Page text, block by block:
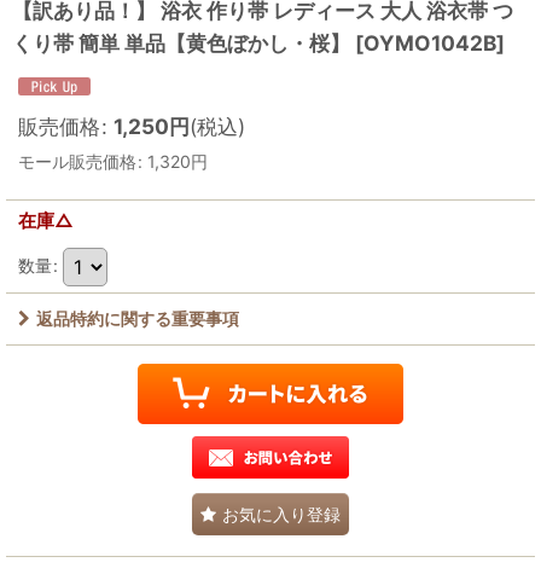
【訳あり品！】 浴衣 作り帯 レディース 大人 浴衣帯 つ
くり帯 簡単 単品【黄色ぼかし・桜】
[OYMO1042B]
販売価格: 1,250円(税込)
モール販売価格: 1,320円
在庫△
数量:
返品特約に関する重要事項
お気に入り登録